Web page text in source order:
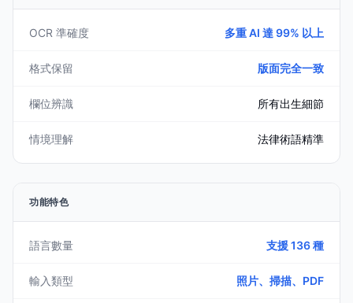
OCR 準確度 多重 AI 達 99% 以上
格式保留 版面完全一致
欄位辨識 所有出生細節
情境理解 法律術語精準
功能特色
語言數量 支援 136 種
輸入類型 照片、掃描、PDF